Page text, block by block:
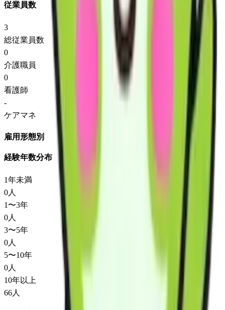
従業員数
3
総従業員数
0
介護職員
0
看護師
-
ケアマネ
雇用形態別
経験年数分布
1年未満
0人
1〜3年
0人
3〜5年
0人
5〜10年
0人
10年以上
66人